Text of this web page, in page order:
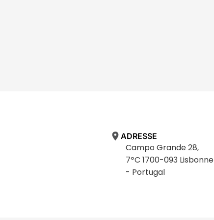
ADRESSE
Campo Grande 28,
7ºC 1700-093 Lisbonne
- Portugal